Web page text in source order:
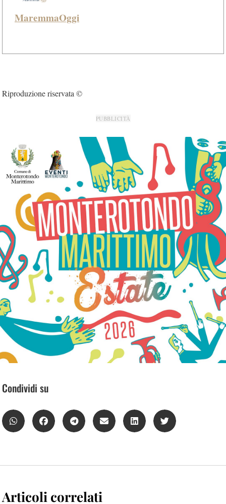
MaremmaOggi
Riproduzione riservata ©
PUBBLICITÀ
Condividi su
Articoli correlati